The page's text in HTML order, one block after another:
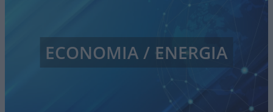
ECONOMIA / ENERGIA